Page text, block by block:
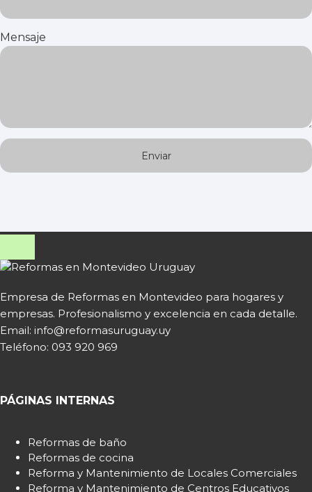
Mensaje
Empresa de Reformas en Montevideo para hogares y
empresas. Profesionalismo y excelencia en cada detalle.
Email: info@reformasuruguay.uy
Teléfono: 093 920 969
PÁGINAS INTERNAS
Reformas de baño
Reformas de cocina
Reforma y Mantenimiento de Locales Comerciales
Reforma y Mantenimiento de Centros Educativos